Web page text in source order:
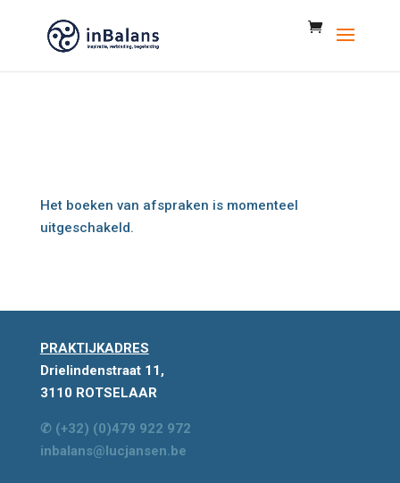
Het boeken van afspraken is momenteel
uitgeschakeld.
PRAKTIJKADRES
Drielindenstraat 11,
3110 ROTSELAAR
✆ (+32) (0)479 922 972
inbalans@lucjansen.be